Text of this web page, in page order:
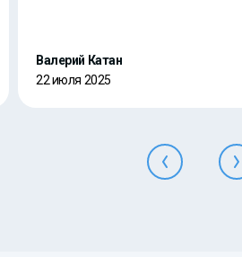
Валерий Катан
22 июля 2025